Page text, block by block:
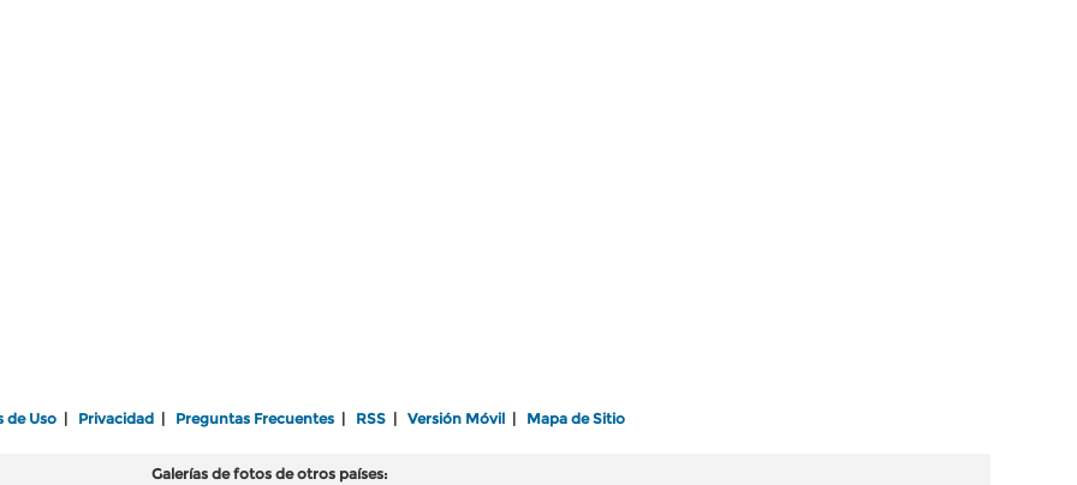
de Uso Privacidad Preguntas Frecuentes RSS Versión Móvil Mapa de Sitio
Galerías de fotos de otros países: